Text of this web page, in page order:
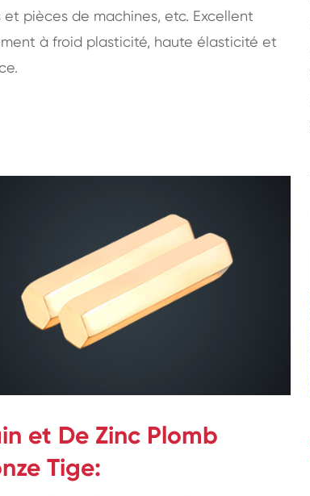
et pièces de machines, etc. Excellent
à froid plasticité, haute élasticité et
et De Zinc Plomb
Tige: